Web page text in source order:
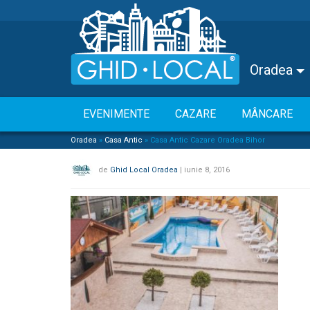
Oradea
EVENIMENTE CAZARE MÂNCARE
Oradea » Casa Antic » Casa Antic Cazare Oradea Bihor
de Ghid Local Oradea | iunie 8, 2016